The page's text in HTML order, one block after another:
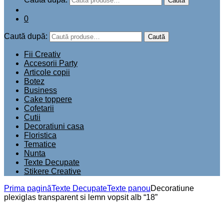
0
Caută după: Caută
Fii Creativ
Accesorii Party
Articole copii
Botez
Business
Cake toppere
Cofetarii
Cutii
Decoratiuni casa
Floristica
Tematice
Nunta
Texte Decupate
Stikere Creative
Prima paginăTexte DecupateTexte panouDecoratiune
plexiglas transparent si lemn vopsit alb “18”